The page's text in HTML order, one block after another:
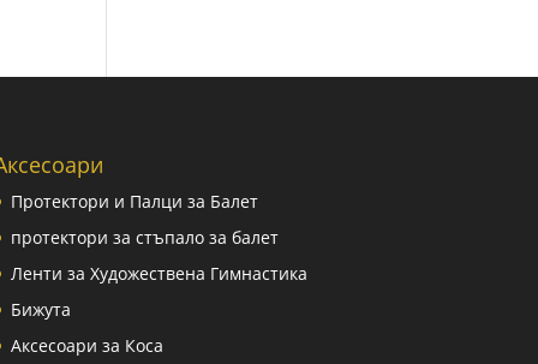
Протектори и Палци за Балет
протектори за стъпало за балет
Ленти за Художествена Гимнастика
Бижута
Аксесоари за Коса